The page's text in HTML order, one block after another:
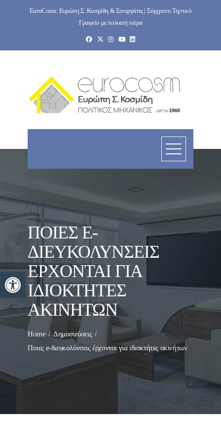
Ανοίξτε τη γραμμή εργαλείων
EuroCosm: Ευρώπη Σ. Κοσμίδη & Συνεργάτες | Σύγχρονο Τεχνικό
Γραφείο με πολυετή πείρα
ΠΟΙΕΣ E-
ΔΙΕΥΚΟΛΎΝΣΕΙΣ
ΈΡΧΟΝΤΑΙ ΓΙΑ
ΙΔΙΟΚΤΉΤΕΣ
ΑΚΙΝΉΤΩΝ
Home
Δημοσιεύσεις
Ποιες e-διευκολύνσεις έρχονται για ιδιοκτήτες ακινήτων